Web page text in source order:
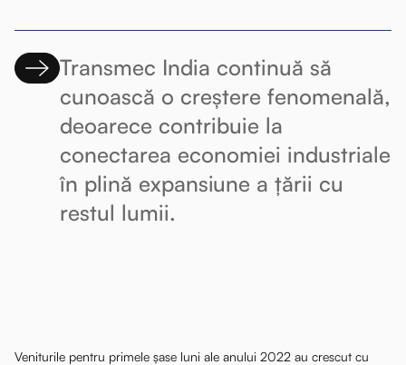
Transmec India continuă să
cunoască o creștere fenomenală,
deoarece contribuie la
conectarea economiei industriale
în plină expansiune a țării cu
restul lumii.
Veniturile pentru primele șase luni ale anului 2022 au crescut cu